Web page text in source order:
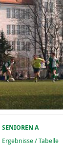
SENIOREN A
Ergebnisse / Tabelle